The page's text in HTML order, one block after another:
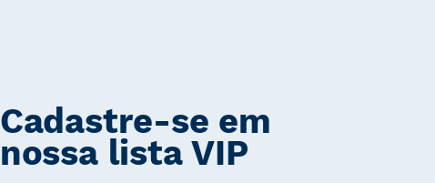
Cadastre-se em
nossa lista VIP